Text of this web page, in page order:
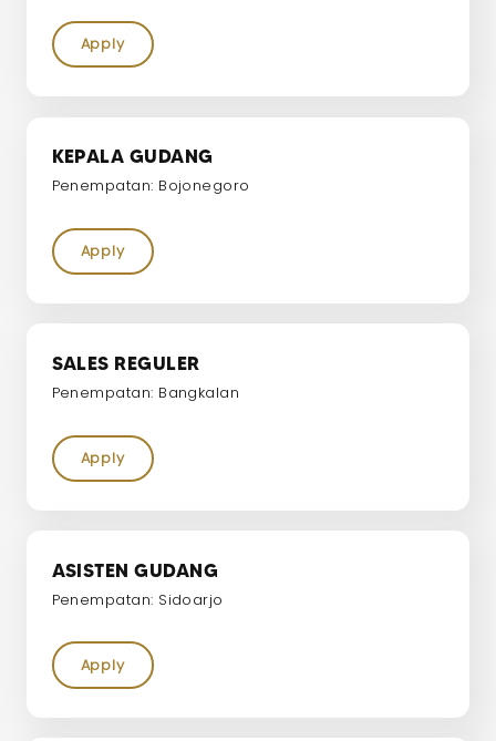
Apply
KEPALA GUDANG
Penempatan: Bojonegoro
Apply
SALES REGULER
Penempatan: Bangkalan
Apply
ASISTEN GUDANG
Penempatan: Sidoarjo
Apply